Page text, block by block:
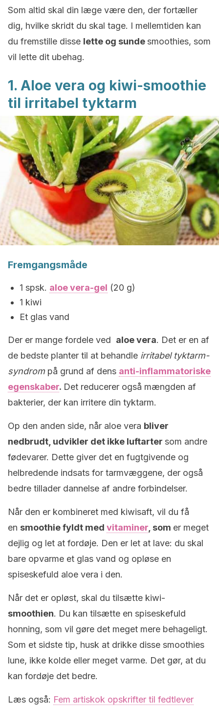
Som altid skal din læge være den, der fortæller
dig, hvilke skridt du skal tage. I mellemtiden kan
du fremstille disse lette og sundesmoothies, som
vil lette dit ubehag.
1. Aloe vera og kiwi-smoothie
til irritabel tyktarm
Fremgangsmåde
1 spsk. aloe vera-gel (20 g)
1 kiwi
Et glas vand
Der er mange fordele ved aloe vera. Det er en af
de bedste planter til at behandle irritabel tyktarm-
syndrompå grund af dens anti-inflammatoriske
egenskaber. Det reducerer også mængden af ​​
bakterier, der kan irritere din tyktarm.
Op den anden side, når aloe vera bliver
nedbrudt, udvikler det ikke luftarter som andre
fødevarer. Dette giver det en fugtgivende og
helbredende indsats for tarmvæggene, der også
bedre tillader dannelse af andre forbindelser.
Når den er kombineret med kiwisaft, vil du få
en smoothiefyldt med vitaminer , som er meget
dejlig og let at fordøje. Den er let at lave: du skal
bare opvarme et glas vand og opløse en
spiseskefuld aloe vera i den.
Når det er opløst, skal du tilsætte kiwi-
smoothien. Du kan tilsætte en spiseskefuld
honning, som vil gøre det meget mere behageligt.
Som et sidste tip, husk at drikke disse smoothies
lune, ikke kolde eller meget varme. Det gør, at du
kan fordøje det bedre.
Læs også: Fem artiskok opskrifter til fedtlever